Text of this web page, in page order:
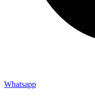
Whatsapp